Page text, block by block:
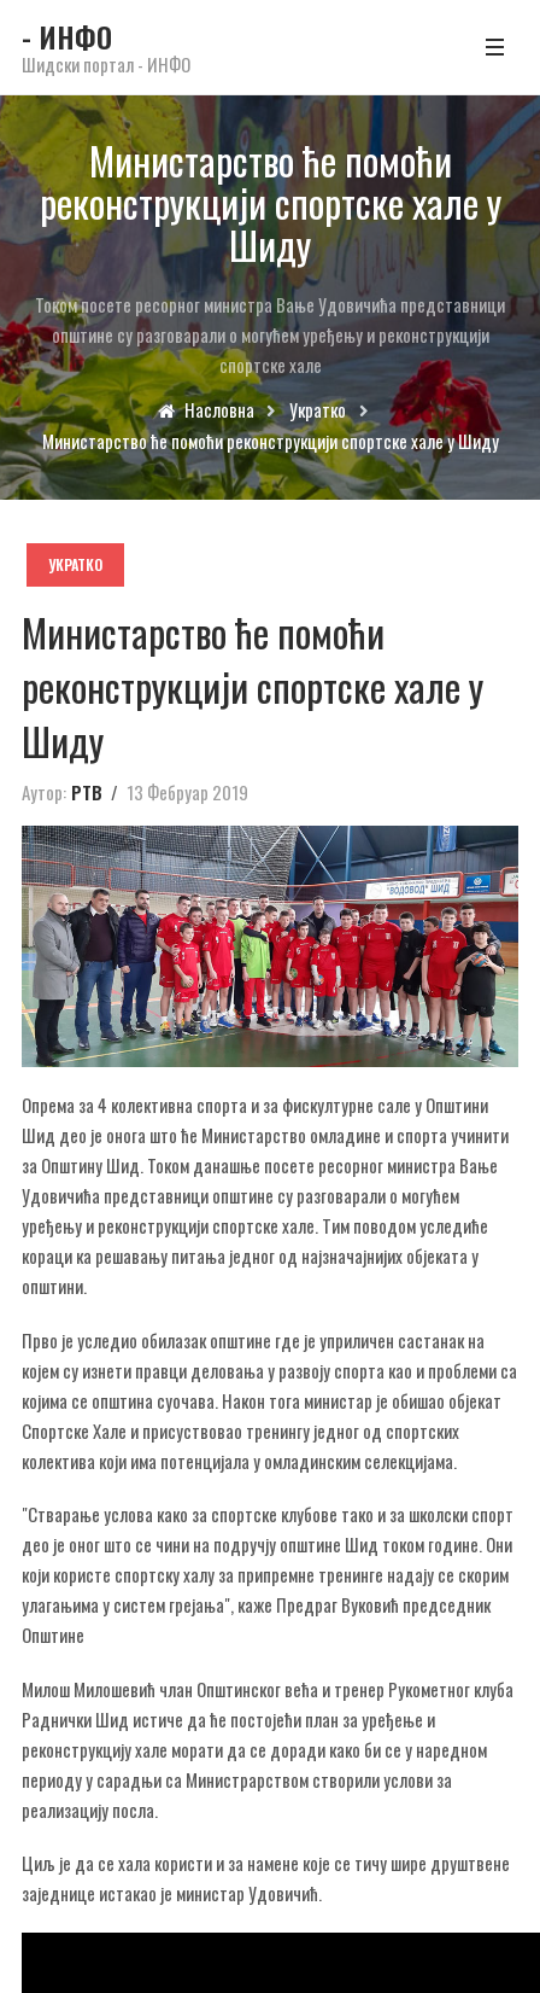
- ИНФО
Шидски портал - ИНФО
Министарство ће помоћи
реконструкцији спортске хале у
Шиду
Током посете ресорног министра Вање Удовичића представници
општине су разговарали о могућем уређењу и реконструкцији
спортске хале
Насловна
Укратко
Министарство ће помоћи реконструкцији спортске хале у Шиду
УКРАТКО
Министарство ће помоћи
реконструкцији спортске хале у
Шиду
Аутор: РТВ 13 Фебруар 2019
Опрема за 4 колективна спорта и за фискултурне сале у Општини
Шид део је онога што ће Министарство омладине и спорта учинити
за Општину Шид. Током данашње посете ресорног министра Вање
Удовичића представници општине су разговарали о могућем
уређењу и реконструкцији спортске хале. Тим поводом уследиће
кораци ка решавању питања једног од најзначајнијих објеката у
општини.
Прво је уследио обилазак општине где је уприличен састанак на
којем су изнети правци деловања у развоју спорта као и проблеми са
којима се општина суочава. Након тога министар је обишао објекат
Спортске Хале и присуствовао тренингу једног од спортских
колектива који има потенцијала у омладинским селекцијама.
"Стварање услова како за спортске клубове тако и за школски спорт
део је оног што се чини на подручју општине Шид током године. Они
који користе спортску халу за припремне тренинге надају се скорим
улагањима у систем грејања", каже Предраг Вуковић председник
Општине
Милош Милошевић члан Општинског већа и тренер Рукометног клуба
Раднички Шид истиче да ће постојећи план за уређење и
реконструкцију хале морати да се доради како би се у наредном
периоду у сарадњи са Министрарством створили услови за
реализацију посла.
Циљ је да се хала користи и за намене које се тичу шире друштвене
заједнице истакао је министар Удовичић.